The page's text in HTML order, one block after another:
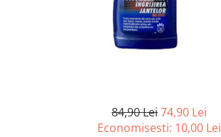
84,90 Lei74,90 Lei
Economisesti: 10,00 Lei